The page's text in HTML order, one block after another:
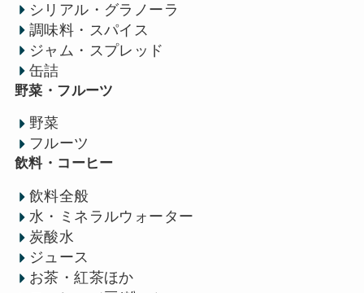
シリアル・グラノーラ
調味料・スパイス
ジャム・スプレッド
缶詰
野菜・フルーツ
野菜
フルーツ
飲料・コーヒー
飲料全般
水・ミネラルウォーター
炭酸水
ジュース
お茶・紅茶ほか